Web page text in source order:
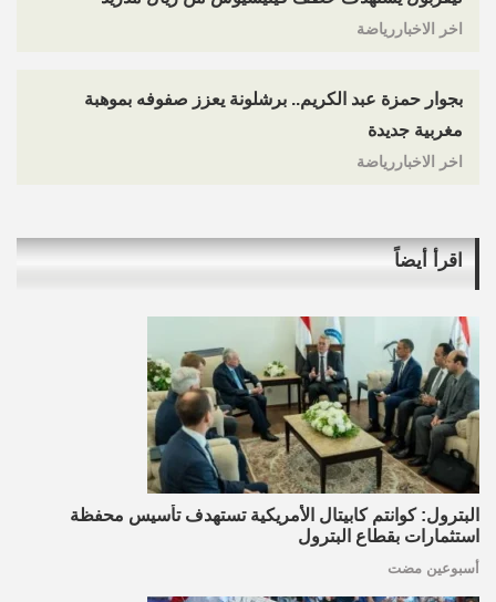
اخر الاخباررياضة
بجوار حمزة عبد الكريم.. برشلونة يعزز صفوفه بموهبة
مغربية جديدة
اخر الاخباررياضة
اقرأ أيضاً
البترول: كوانتم كابيتال الأمريكية تستهدف تأسيس محفظة
استثمارات بقطاع البترول
أسبوعين مضت